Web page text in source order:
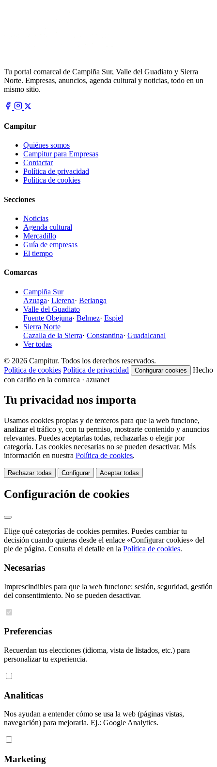
Tu portal comarcal de Campiña Sur, Valle del Guadiato y Sierra
Norte. Empresas, anuncios, agenda cultural y noticias, todo en un
mismo sitio.
Campitur
Quiénes somos
Campitur para Empresas
Contactar
Política de privacidad
Política de cookies
Secciones
Noticias
Agenda cultural
Mercadillo
Guía de empresas
El tiempo
Comarcas
Campiña Sur
Azuaga· Llerena· Berlanga
Valle del Guadiato
Fuente Obejuna· Belmez· Espiel
Sierra Norte
Cazalla de la Sierra· Constantina· Guadalcanal
Ver todas
© 2026 Campitur. Todos los derechos reservados.
Política de cookies Política de privacidad Configurar cookies
Hecho
con cariño en la comarca · azuanet
Tu privacidad nos importa
Usamos cookies propias y de terceros para que la web funcione,
analizar el tráfico y, con tu permiso, mostrarte contenido y anuncios
relevantes. Puedes aceptarlas todas, rechazarlas o elegir por
categoría. Las cookies necesarias no se pueden desactivar. Más
información en nuestra Política de cookies.
Rechazar todas Configurar Aceptar todas
Configuración de cookies
Elige qué categorías de cookies permites. Puedes cambiar tu
decisión cuando quieras desde el enlace «Configurar cookies» del
pie de página. Consulta el detalle en la Política de cookies.
Necesarias
Imprescindibles para que la web funcione: sesión, seguridad, gestión
del consentimiento. No se pueden desactivar.
Preferencias
Recuerdan tus elecciones (idioma, vista de listados, etc.) para
personalizar tu experiencia.
Analíticas
Nos ayudan a entender cómo se usa la web (páginas vistas,
navegación) para mejorarla. Ej.: Google Analytics.
Marketing